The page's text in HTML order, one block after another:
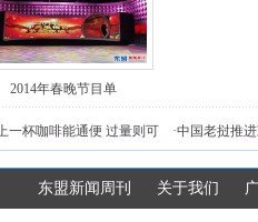
2014年春晚节目单
一杯咖啡能通便 过量则可
·中国老挝推
东盟新闻周刊 关于我们